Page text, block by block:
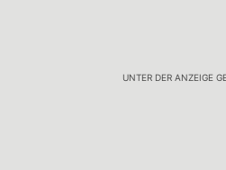
UNTER DER ANZEIGE